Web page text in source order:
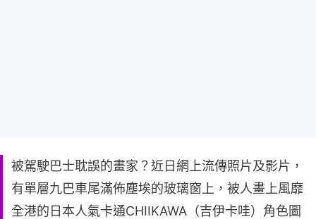
被駕駛巴士耽誤的畫家？近日網上流傳照片及影片，
有單層九巴車尾滿佈塵埃的玻璃窗上，被人畫上風靡
全港的日本人氣卡通CHIIKAWA（吉伊卡哇）角色圖